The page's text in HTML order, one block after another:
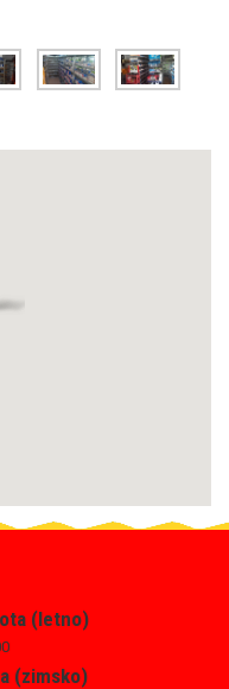
(letno)
(zimsko)